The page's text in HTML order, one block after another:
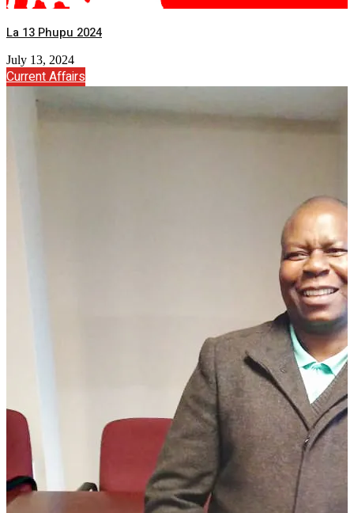
La 13 Phupu 2024
July 13, 2024
Current Affairs